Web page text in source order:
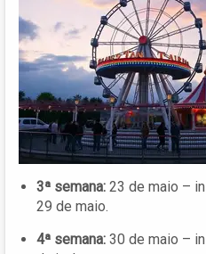
3ª semana: 23 de maio –
29 de maio.
4ª semana: 30 de maio –